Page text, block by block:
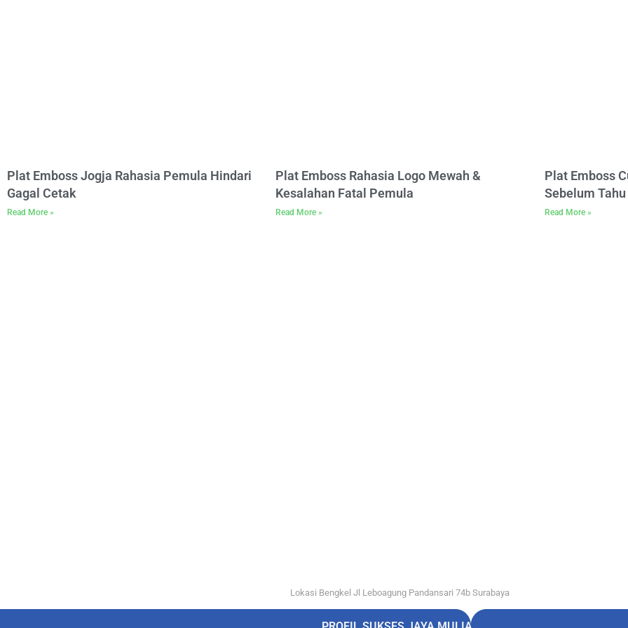
Plat Emboss Jogja Rahasia Pemula Hindari
Gagal Cetak
Read More »
Plat Emboss Rahasia Logo Mewah &
Kesalahan Fatal Pemula
Read More »
Plat Emboss
Sebelum
Read More »
Lokasi Bengkel Jl Leboagung Pandansari 74b Surabaya